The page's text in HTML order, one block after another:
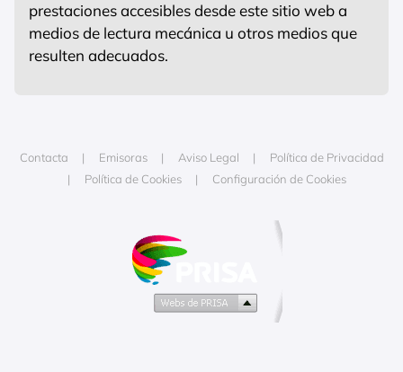
prestaciones accesibles desde este sitio web a
medios de lectura mecánica u otros medios que
resulten adecuados.
Contacta Emisoras Aviso Legal
Política de Privacidad
Política de Cookies
Configuración de Cookies